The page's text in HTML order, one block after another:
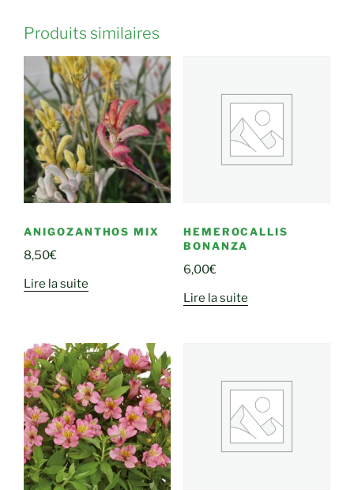
Produits similaires
ANIGOZANTHOS MIX
8,50€
Lire la suite
HEMEROCALLIS
BONANZA
6,00€
Lire la suite